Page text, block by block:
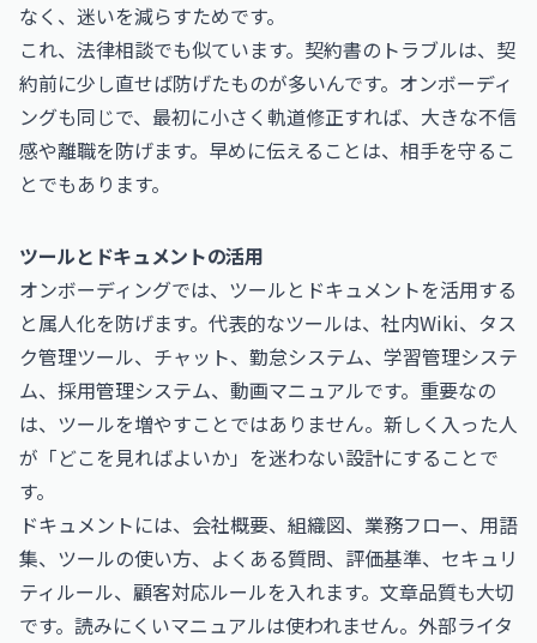
なく、迷いを減らすためです。
これ、法律相談でも似ています。契約書のトラブルは、契
約前に少し直せば防げたものが多いんです。オンボーディ
ングも同じで、最初に小さく軌道修正すれば、大きな不信
感や離職を防げます。早めに伝えることは、相手を守るこ
とでもあります。
ツールとドキュメントの活用
オンボーディングでは、ツールとドキュメントを活用する
と属人化を防げます。代表的なツールは、社内Wiki、タス
ク管理ツール、チャット、勤怠システム、学習管理システ
ム、採用管理システム、動画マニュアルです。重要なの
は、ツールを増やすことではありません。新しく入った人
が「どこを見ればよいか」を迷わない設計にすることで
す。
ドキュメントには、会社概要、組織図、業務フロー、用語
集、ツールの使い方、よくある質問、評価基準、セキュリ
ティルール、顧客対応ルールを入れます。文章品質も大切
です。読みにくいマニュアルは使われません。外部ライタ